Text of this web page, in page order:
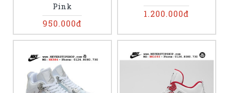
Pink
950.000đ
1.200.000đ